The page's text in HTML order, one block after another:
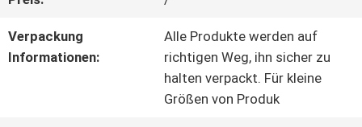
MIT
Verpackung
Informationen:
Alle Produkte werden auf
richtigen Weg, ihn sicher zu
halten verpackt. Für kleine
Größen von Produk